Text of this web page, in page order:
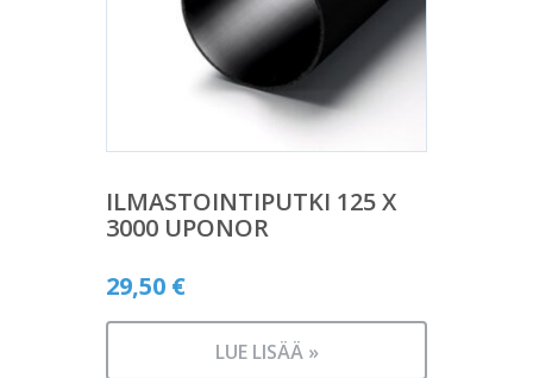
ILMASTOINTIPUTKI 125 X
3000 UPONOR
29,50 €
LUE LISÄÄ »